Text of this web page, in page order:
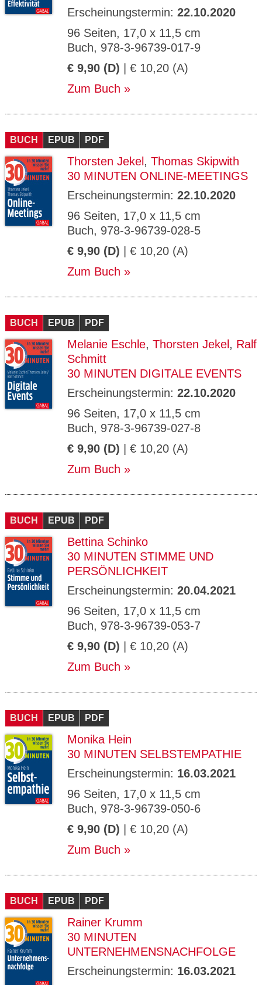
Erscheinungstermin: 22.10.2020
96 Seiten, 17,0 x 11,5 cm
Buch, 978-3-96739-017-9
€ 9,90 (D) | € 10,20 (A)
Zum Buch
BUCH EPUB PDF
Thorsten Jekel , Thomas Skipwith
30 MINUTEN ONLINE-MEETINGS
Erscheinungstermin: 22.10.2020
96 Seiten, 17,0 x 11,5 cm
Buch, 978-3-96739-028-5
€ 9,90 (D) | € 10,20 (A)
Zum Buch
BUCH EPUB PDF
Melanie Eschle, Thorsten Jekel , Ralf
Schmitt
30 MINUTEN DIGITALE EVENTS
Erscheinungstermin: 22.10.2020
96 Seiten, 17,0 x 11,5 cm
Buch, 978-3-96739-027-8
€ 9,90 (D) | € 10,20 (A)
Zum Buch
BUCH EPUB PDF
Bettina Schinko
30 MINUTEN STIMME UND
PERSÖNLICHKEIT
Erscheinungstermin: 20.04.2021
96 Seiten, 17,0 x 11,5 cm
Buch, 978-3-96739-053-7
€ 9,90 (D) | € 10,20 (A)
Zum Buch
BUCH EPUB PDF
Monika Hein
30 MINUTEN SELBSTEMPATHIE
Erscheinungstermin: 16.03.2021
96 Seiten, 17,0 x 11,5 cm
Buch, 978-3-96739-050-6
€ 9,90 (D) | € 10,20 (A)
Zum Buch
BUCH EPUB PDF
Rainer Krumm
30 MINUTEN
UNTERNEHMENSNACHFOLGE
Erscheinungstermin: 16.03.2021